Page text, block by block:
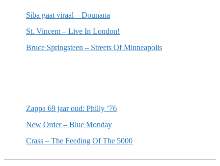
Siba gaat viraal – Dounana
St. Vincent – Live In London!
Bruce Springsteen – Streets Of Minneapolis
Zappa 69 jaar oud: Philly ’76
New Order – Blue Monday
Crass – The Feeding Of The 5000